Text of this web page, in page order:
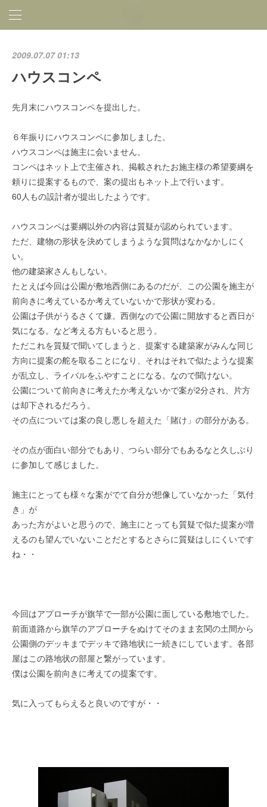
2009.07.07 01:13
ハウスコンペ
先月末にハウスコンペを提出した。
６年振りにハウスコンペに参加しました。
ハウスコンペは施主に会いません。
コンペはネット上で主催され、掲載されたお施主様の希望要綱を
頼りに提案するもので、案の提出もネット上で行います。
60人もの設計者が提出したようです。
ハウスコンペは要綱以外の内容は質疑が認められています。
ただ、建物の形状を決めてしまうような質問はなかなかしにく
い。
他の建築家さんもしない。
たとえば今回は公園が敷地西側にあるのだが、この公園を施主が
前向きに考えているか考えていないかで形状が変わる。
公園は子供がうるさくて嫌。西側なので公園に開放すると西日が
気になる。など考える方もいると思う。
ただこれを質疑で聞いてしまうと、提案する建築家がみんな同じ
方向に提案の舵を取ることになり、それはそれで似たような提案
が乱立し、ライバルをふやすことになる。なので聞けない。
公園について前向きに考えたか考えないかで案が2分され、片方
は却下されるだろう。
その点については案の良し悪しを超えた「賭け」の部分がある。
その点が面白い部分でもあり、つらい部分でもあるなと久しぶり
に参加して感じました。
施主にとっても様々な案がでて自分が想像していなかった「気付
き」が
あった方がよいと思うので、施主にとっても質疑で似た提案が増
えるのも望んでいないことだとするとさらに質疑はしにくいです
ね・・
今回はアプローチが旗竿で一部が公園に面している敷地でした。
前面道路から旗竿のアプローチをぬけてそのまま玄関の土間から
公園側のデッキまでデッキで路地状に一続きにしています。各部
屋はこの路地状の部屋と繋がっています。
僕は公園を前向きに考えての提案です。
気に入ってもらえると良いのですが・・